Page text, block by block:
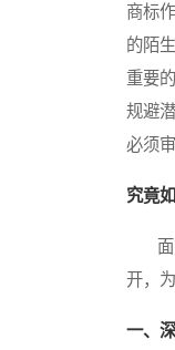
商标
的陌
重要
规避
必须
究竟
面对
开，
一、